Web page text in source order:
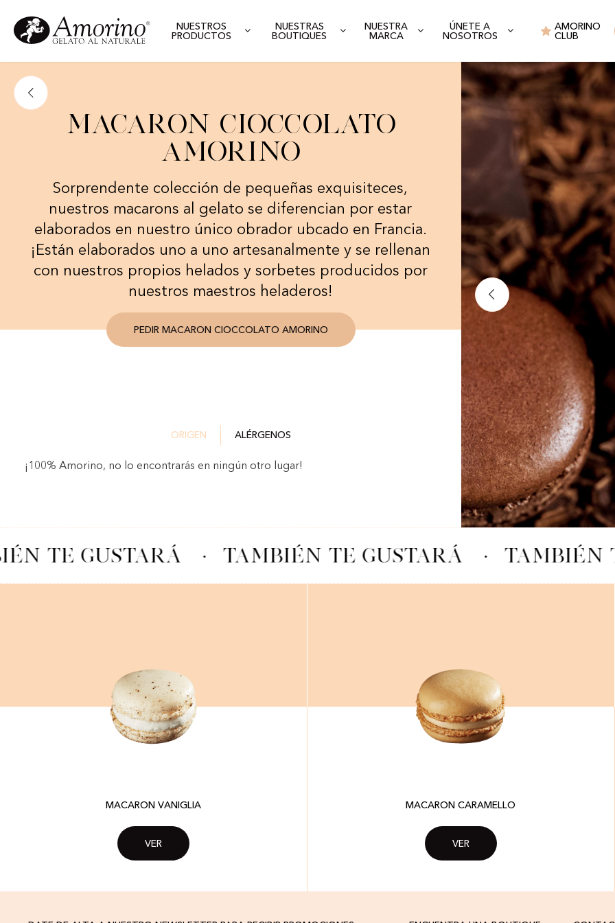
NUESTROS
PRODUCTOS
NUESTRAS
BOUTIQUES
NUESTRA
MARCA
ÚNETE A
NOSOTROS
AMORINO
CLUB
Macaron Cioccolato
Amorino
Sorprendente colección de pequeñas exquisiteces,
nuestros macarons al gelato se diferencian por estar
elaborados en nuestro único obrador ubcado en Francia.
¡Están elaborados uno a uno artesanalmente y se rellenan
con nuestros propios helados y sorbetes producidos por
nuestros maestros heladeros!
PEDIR MACARON CIOCCOLATO AMORINO
ORIGEN ALÉRGENOS
¡100% Amorino, no lo encontrarás en ningún otro lugar!
TE GUSTARÁ TAMBIÉN TE GUSTARÁ TAMBIÉN
MACARON VANIGLIA
VER
MACARON CARAMELLO
VER